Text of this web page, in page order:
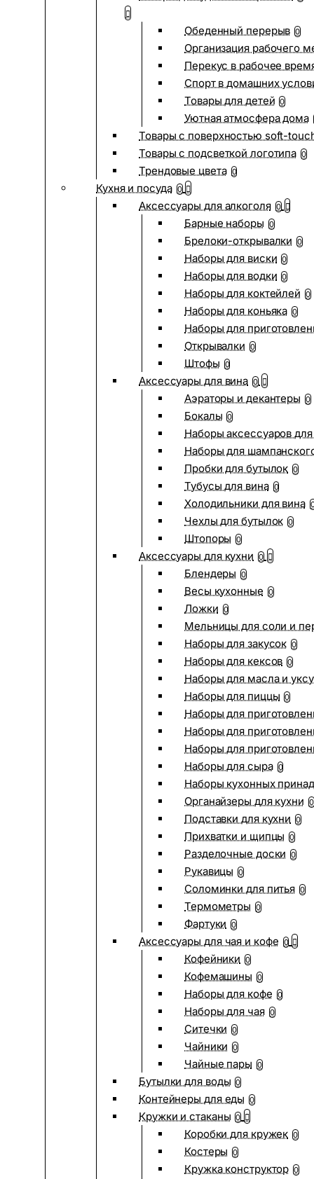
Обеденный перерыв 0
Организация рабочего
Перекус в рабочее
Спорт в домашних
Товары для детей 0
Уютная атмосфера дома
Товары с поверхностью soft-
Товары с подсветкой логотипа 0
Трендовые цвета 0
Кухня и посуда 0
Аксессуары для алкоголя 0
Барные наборы 0
Брелоки-открывалки 0
Наборы для виски 0
Наборы для водки 0
Наборы для коктейлей 0
Наборы для коньяка 0
Наборы для
Открывалки 0
Штофы 0
Аксессуары для вина 0
Аэраторы и декантеры 0
Бокалы 0
Наборы аксессуаров
Наборы для
Пробки для бутылок 0
Тубусы для вина 0
Холодильники для вина
Чехлы для бутылок 0
Штопоры 0
Аксессуары для кухни 0
Блендеры 0
Весы кухонные 0
Ложки 0
Мельницы для соли и
Наборы для закусок 0
Наборы для кексов 0
Наборы для масла и
Наборы для пиццы 0
Наборы для
Наборы для
Наборы для
Наборы для сыра 0
Наборы кухонных
Органайзеры для кухни 0
Подставки для кухни 0
Прихватки и щипцы 0
Разделочные доски 0
Рукавицы 0
Соломинки для питья 0
Термометры 0
Фартуки 0
Аксессуары для чая и кофе 0
Кофейники 0
Кофемашины 0
Наборы для кофе 0
Наборы для чая 0
Ситечки 0
Чайники 0
Чайные пары 0
Бутылки для воды 0
Контейнеры для еды 0
Кружки и стаканы 0
Коробки для кружек 0
Костеры 0
Кружка конструктор 0